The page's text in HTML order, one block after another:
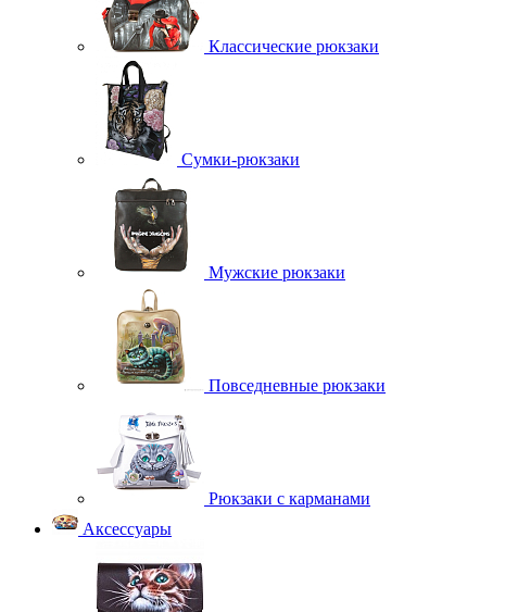
Классические рюкзаки
Сумки-рюкзаки
Мужские рюкзаки
Повседневные рюкзаки
Рюкзаки с карманами
Аксессуары